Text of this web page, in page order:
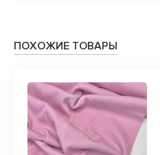
ПОХОЖИЕ ТОВАРЫ